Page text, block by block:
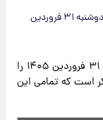
جدول جدیدترین قیمت دلار و قیمت یورو برای امروز دوشنبه ۳۱ فروردین
قیمت دلار، یورو، پوند و سایر ارزها امروز دوشنبه ۳۱ فروردین ۱۴۰۵ را
است که تمامی این